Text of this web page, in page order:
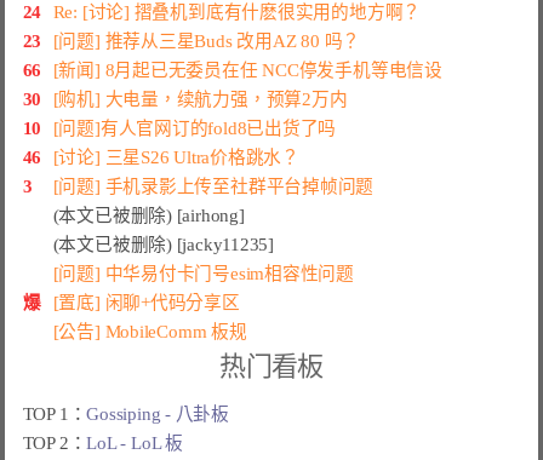
24
Re: [讨论] 摺叠机到底有什麽很实用的地方啊？
23
[问题] 推荐从三星Buds 改用AZ 80 吗？
66
[新闻] 8月起已无委员在任 NCC停发手机等电信设
30
[购机] 大电量，续航力强，预算2万内
10
[问题]有人官网订的fold8已出货了吗
46
[讨论] 三星S26 Ultra价格跳水？
3
[问题] 手机录影上传至社群平台掉帧问题
(本文已被删除) [airhong]
(本文已被删除) [jacky11235]
[问题] 中华易付卡门号esim相容性问题
爆
[置底] 闲聊+代码分享区
[公告] MobileComm 板规
热门看板
TOP 1：Gossiping - 八卦板
TOP 2：LoL - LoL 板